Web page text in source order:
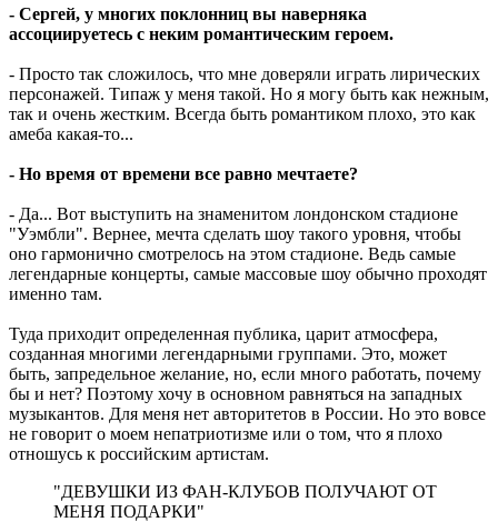
- Сергей, у многих поклонниц вы наверняка
ассоциируетесь с неким романтическим героем.
- Просто так сложилось, что мне доверяли играть лирических
персонажей. Типаж у меня такой. Но я могу быть как нежным,
так и очень жестким. Всегда быть романтиком плохо, это как
амеба какая-то...
- Но время от времени все равно мечтаете?
- Да... Вот выступить на знаменитом лондонском стадионе
"Уэмбли". Вернее, мечта сделать шоу такого уровня, чтобы
оно гармонично смотрелось на этом стадионе. Ведь самые
легендарные концерты, самые массовые шоу обычно проходят
именно там.
Туда приходит определенная публика, царит атмосфера,
созданная многими легендарными группами. Это, может
быть, запредельное желание, но, если много работать, почему
бы и нет? Поэтому хочу в основном равняться на западных
музыкантов. Для меня нет авторитетов в России. Но это вовсе
не говорит о моем непатриотизме или о том, что я плохо
отношусь к российским артистам.
"ДЕВУШКИ ИЗ ФАН-КЛУБОВ ПОЛУЧАЮТ ОТ
МЕНЯ ПОДАРКИ"